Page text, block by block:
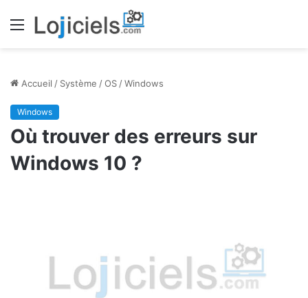
Menu
Accueil / Système /OS /Windows
Windows
Où trouver des erreurs sur
Windows 10 ?